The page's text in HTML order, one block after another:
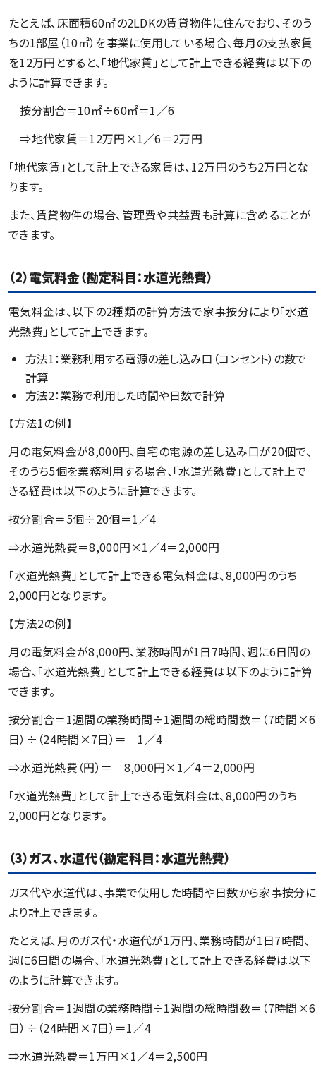
たとえば、床面積60㎡の2LDKの賃貸物件に住んでおり、そのう
ちの1部屋（10㎡）を事業に使用している場合、毎月の支払家賃
を12万円とすると、「地代家賃」として計上できる経費は以下の
ように計算できます。
按分割合＝10㎡÷60㎡＝1／6
⇒地代家賃＝12万円×1／6＝2万円
「地代家賃」として計上できる家賃は、12万円のうち2万円とな
ります。
また、賃貸物件の場合、管理費や共益費も計算に含めることが
できます。
（2）電気料金（勘定科目：水道光熱費）
電気料金は、以下の2種類の計算方法で家事按分により「水道
光熱費」として計上できます。
方法1：業務利用する電源の差し込み口（コンセント）の数で
計算
方法2：業務で利用した時間や日数で計算
【方法1の例】
月の電気料金が8,000円、自宅の電源の差し込み口が20個で、
そのうち5個を業務利用する場合、「水道光熱費」として計上で
きる経費は以下のように計算できます。
按分割合＝5個÷20個＝1／4
⇒水道光熱費＝8,000円×1／4＝2,000円
「水道光熱費」として計上できる電気料金は、8,000円のうち
2,000円となります。
【方法2の例】
月の電気料金が8,000円、業務時間が1日7時間、週に6日間の
場合、「水道光熱費」として計上できる経費は以下のように計算
できます。
按分割合＝1週間の業務時間÷1週間の総時間数＝（7時間×6
日）÷（24時間×7日）＝ 1／4
⇒水道光熱費（円）＝ 8,000円×1／4＝2,000円
「水道光熱費」として計上できる電気料金は、8,000円のうち
2,000円となります。
（3）ガス、水道代（勘定科目：水道光熱費）
ガス代や水道代は、事業で使用した時間や日数から家事按分に
より計上できます。
たとえば、月のガス代・水道代が1万円、業務時間が1日7時間、
週に6日間の場合、「水道光熱費」として計上できる経費は以下
のように計算できます。
按分割合＝1週間の業務時間÷1週間の総時間数＝（7時間×6
日）÷（24時間×7日）＝1／4
⇒水道光熱費＝1万円×1／4＝2,500円